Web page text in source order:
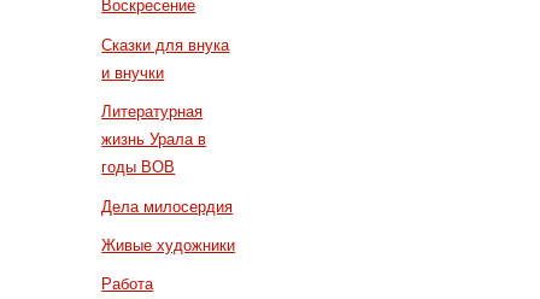
Воскресение
Сказки для внука
и внучки
Литературная
жизнь Урала в
годы ВОВ
Дела милосердия
Живые художники
Работа